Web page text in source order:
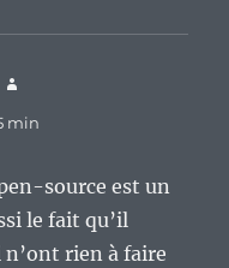
min
source est un
le fait qu’il
rien à faire